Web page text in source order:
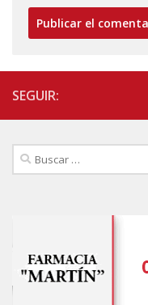
SEGUIR:
Buscar: